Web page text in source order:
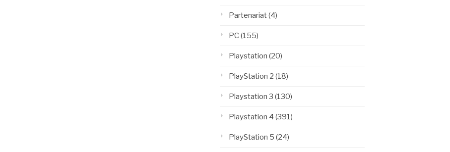
Partenariat(4)
PC(155)
Playstation (20)
PlayStation 2 (18)
Playstation 3 (130)
Playstation 4 (391)
PlayStation 5 (24)